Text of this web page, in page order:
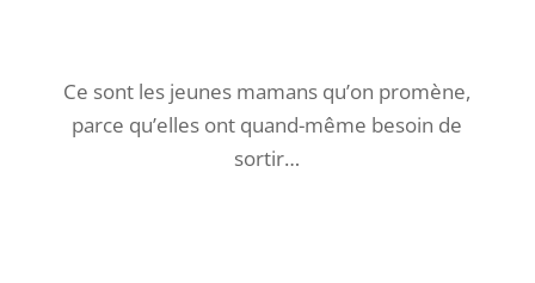
Ce sont les jeunes mamans qu’on promène,
parce qu’elles ont quand-même besoin de
sortir…